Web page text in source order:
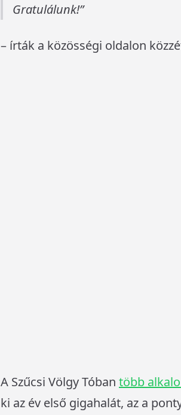
Gratulálunk!
– írták a közösségi oldalon
A Szűcsi Völgy Tóban több
ki az év első gigahalát, az a